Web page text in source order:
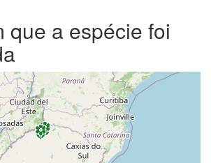
que a espécie foi